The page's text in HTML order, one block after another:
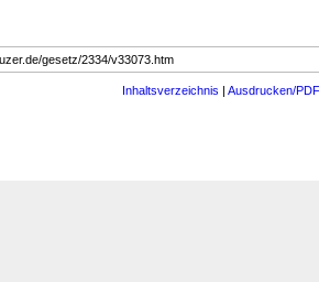
gesetz/2334/v33073.htm
Inhaltsverzeichnis | Ausdrucken/PDF